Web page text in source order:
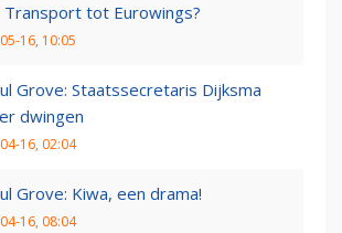
Transport tot Eurowings?
16, 10:05
Grove: Staatssecretaris Dijksma
dwingen
16, 02:04
Grove: Kiwa, een drama!
16, 08:04